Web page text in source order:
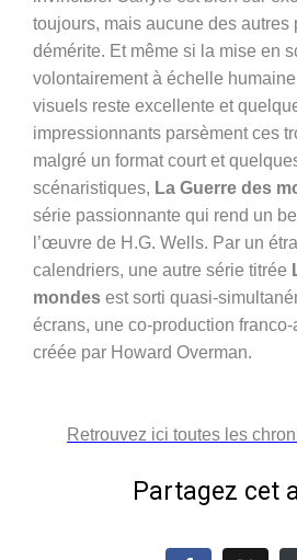
toujours, mais aucune des autres
démérite. Et même si la mise en
volontairement à échelle
visuels reste excellente et
impressionnants parsèment ces
malgré un format court et
scénaristiques, La Guerre des
série passionnante qui rend un
l’œuvre de H.G. Wells. Par un
calendriers, une autre série titrée
mondes est sorti quasi-
écrans, une co-production
créée par Howard Overman.
Retrouvez ici toutes les
Partagez cet